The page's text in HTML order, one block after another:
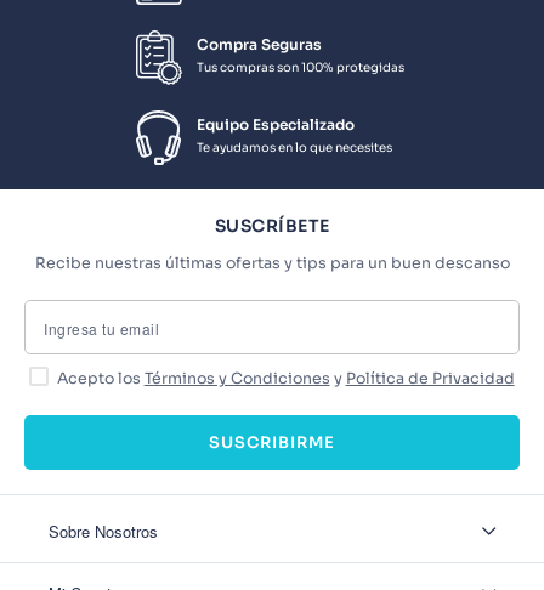
Compra Seguras
Tus compras son 100% protegidas
Equipo Especializado
Te ayudamos en lo que necesites
SUSCRÍBETE
Recibe nuestras últimas ofertas y tips para un buen descanso
Acepto los Términos y Condiciones y Política de Privacidad
SUSCRIBIRME
Sobre Nosotros